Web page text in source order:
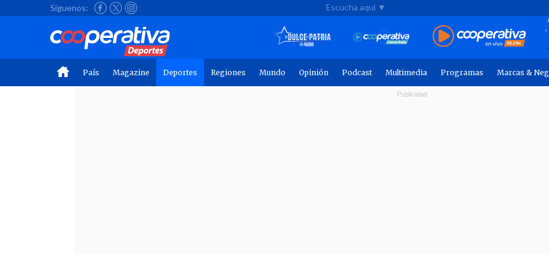
Síguenos: Escucha aquí ▼
País Magazine Deportes Regiones Mundo Opinión Podcast Multimedia Programas Marcas &